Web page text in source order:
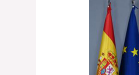
simplifica
protección
asistencial
del
desempleo